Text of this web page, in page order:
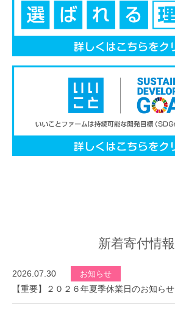
新着寄付情報
2026.07.30 お知らせ
【重要】２０２６年夏季休業日のお知らせ